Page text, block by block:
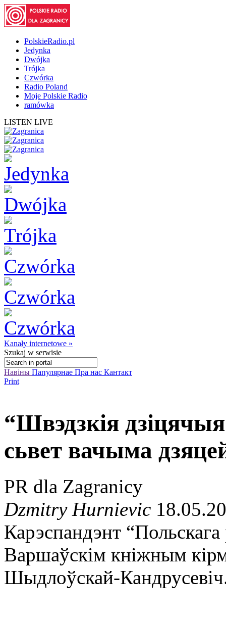
PolskieRadio.pl
Jedynka
Dwójka
Trójka
Czwórka
Radio Poland
Moje Polskie Radio
ramówka
LISTEN LIVE
Kanały internetowe »
Szukaj w serwisie
Навіны Папулярнае Пра нас Кантакт
Print
“Швэдзкія
сьвет вачыма
PR dla Zagranicy
Dzmitry Hurnievic
Карэспандэнт
Варшаўскім кніжным
Шыдлоўскай-